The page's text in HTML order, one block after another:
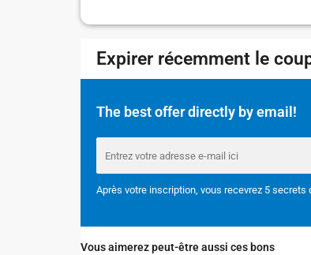
Expirer récemment le
The best offer directly by email!
Après votre inscription, vous recevrez 5 secrets
Vous aimerez peut-être aussi ces bons